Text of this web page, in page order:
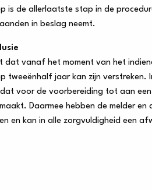
is de allerlaatste stap in de
in beslag neemt.
dat vanaf het moment van het
tweeënhalf jaar kan zijn verstreken.
voor de voorbereiding tot aan een
Daarmee hebben de melder
en kan in alle zorgvuldigheid een